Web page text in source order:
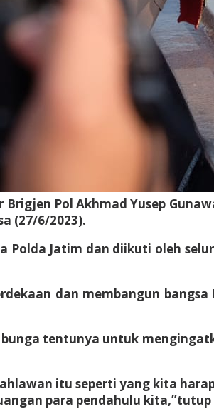
Brigjen Pol Akhmad Yusep
(27/6/2023).
Polda Jatim dan diikuti oleh
dan membangun
tentunya untuk
itu seperti yang kita
para pendahulu kita,”tutup